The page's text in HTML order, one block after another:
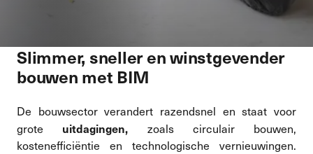
Slimmer, sneller en winstgevender
bouwen met BIM
De bouwsector verandert razendsnel en staat voor
grote uitdagingen, zoals circulair bouwen,
kostenefficiëntie en technologische vernieuwingen.